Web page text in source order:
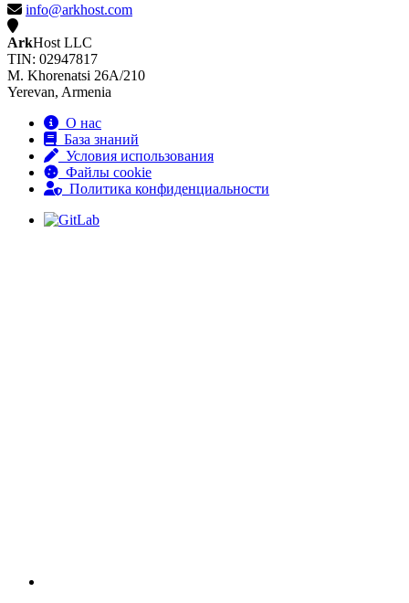
info@arkhost.com
ArkHost LLC
TIN: 02947817
M. Khorenatsi 26A/210
Yerevan, Armenia
О нас
База знаний
Условия использования
Файлы cookie
Политика конфиденциальности